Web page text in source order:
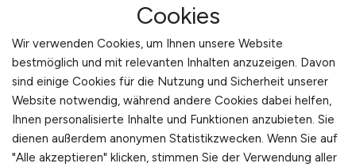
Westdeutschlan
d
41.079
€/Jahr
€/Monat
Deutschland
40.425 €/Jahr
Cookies
Wir verwenden Cookies, um Ihnen unsere Website
bestmöglich und mit relevanten Inhalten anzuzeigen. Davon
sind einige Cookies für die Nutzung und Sicherheit unserer
Website notwendig, während andere Cookies dabei helfen,
Ihnen personalisierte Inhalte und Funktionen anzubieten. Sie
dienen außerdem anonymen Statistikzwecken. Wenn Sie auf
"Alle akzeptieren" klicken, stimmen Sie der Verwendung aller